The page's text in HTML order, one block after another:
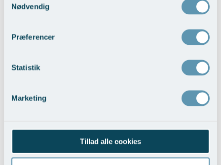
Nødvendig
Præferencer
Statistik
Marketing
Tillad alle cookies
Navn